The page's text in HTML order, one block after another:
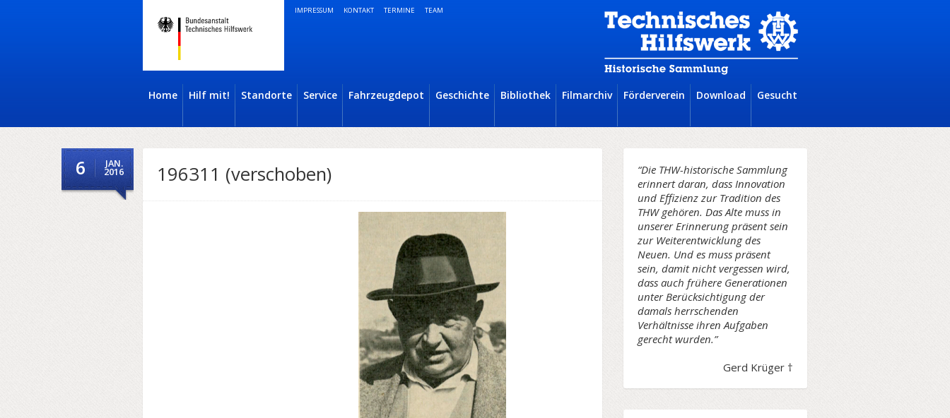
IMPRESSUM KONTAKT TERMINE TEAM
Home Hilf mit! Standorte Service Fahrzeugdepot Geschichte Bibliothek Filmarchiv Förderverein Download Gesucht
6 JAN.
2016 196311 (verschoben)
“Die THW-historische Sammlung
erinnert daran, dass Innovation
und Effizienz zur Tradition des
THW gehören. Das Alte muss in
unserer Erinnerung präsent sein
zur Weiterentwicklung des
Neuen. Und es muss präsent
sein, damit nicht vergessen wird,
dass auch frühere Generationen
unter Berücksichtigung der
damals herrschenden
Verhältnisse ihren Aufgaben
gerecht wurden.”
Gerd Krüger †